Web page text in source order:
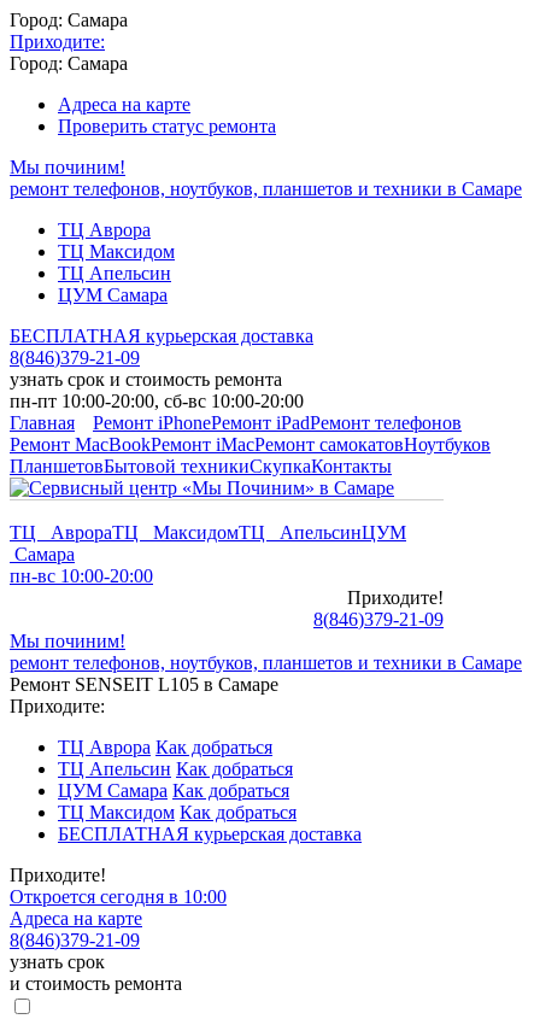
Город: Самара
Приходите:
Город: Самара
Адреса на карте
Проверить статус ремонта
Мы починим!
ремонт телефонов, ноутбуков, планшетов и техники в Самаре
ТЦ Аврора
ТЦ Максидом
ТЦ Апельсин
ЦУМ Самара
БЕСПЛАТНАЯ курьерская доставка
8(846)379-21-09
узнать срок и стоимость ремонта
пн-пт 10:00-20:00, сб-вс 10:00-20:00
Главная
Ремонт iPhoneРемонт iPadРемонт телефонов
Ремонт MacBookРемонт iMacРемонт самокатовНоутбуков
ПланшетовБытовой техникиСкупкаКонтакты
ТЦ АврораТЦ МаксидомТЦ АпельсинЦУМ
Самара
пн-вс 10:00-20:00
Приходите!
8(846)379-21-09
Мы починим!
ремонт телефонов, ноутбуков, планшетов и техники в Самаре
Ремонт SENSEIT L105 в Самаре
Приходите:
ТЦ Аврора Как добраться
ТЦ Апельсин Как добраться
ЦУМ Самара Как добраться
ТЦ Максидом Как добраться
БЕСПЛАТНАЯ курьерская доставка
Приходите!
Откроется сегодня в 10:00
Адреса на карте
8(846)379-21-09
узнать срок
и стоимость ремонта